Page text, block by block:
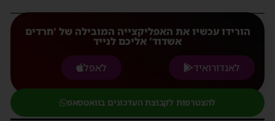
הורידו עכשיו את האפליקצייה המובילה של 'חרדים
אשדוד' אליכם לנייד
לאנדורואיד
לאפל
להצטרפות לקבוצת העדכונים בוואטסאפ